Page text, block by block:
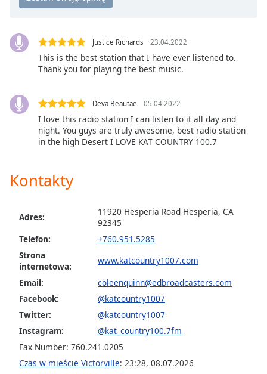
Color
Opacity
Background
Color
Caption
Area
Color
Opacity
Font
Edge
Style
Justice Richards 23.04.2022
This is the best station that I have ever listened to.
Thank you for playing the best music.
Deva Beautae 05.04.2022
I love this radio station I can listen to it all day and
night. You guys are truly awesome, best radio station
in the high Desert I LOVE KAT COUNTRY 100.7
Kontakty
Adres:
11920 Hesperia Road Hesperia, CA
92345
Telefon:
+760.951.5285
Strona
internetowa:
www.katcountry1007.com
Email:
coleenquinn@edbroadcasters.com
Facebook:
@katcountry1007
Twitter:
@katcountry1007
Instagram:
@kat_country100.7fm
Fax Number: 760.241.0205
Czas w mieście Victorville: 23:28, 08.07.2026